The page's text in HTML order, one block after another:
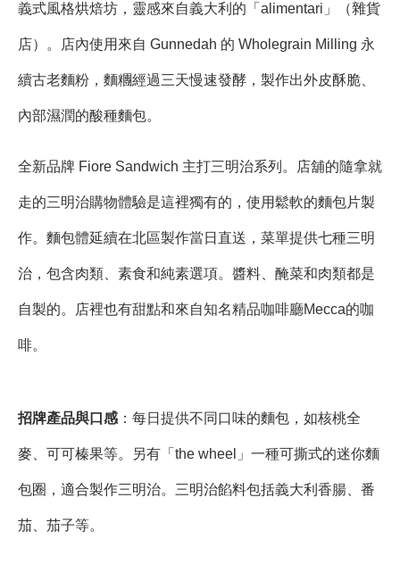
義式風格烘焙坊，靈感來自義大利的「alimentari」（雜貨
店）。店內使用來自 Gunnedah 的 Wholegrain Milling 永
續古老麵粉，麵糰經過三天慢速發酵，製作出外皮酥脆、
內部濕潤的酸種麵包。
全新品牌 Fiore Sandwich 主打三明治系列。店舖的隨拿就
走的三明治購物體驗是這裡獨有的，使用鬆軟的麵包片製
作。麵包體延續在北區製作當日直送，菜單提供七種三明
治，包含肉類、素食和純素選項。醬料、醃菜和肉類都是
自製的。店裡也有甜點和來自知名精品咖啡廳Mecca的咖
啡。
招牌產品與口感 ：每日提供不同口味的麵包，如核桃全
麥、可可榛果等。另有「the wheel」一種可撕式的迷你麵
包圈，適合製作三明治。三明治餡料包括義大利香腸、番
茄、茄子等。